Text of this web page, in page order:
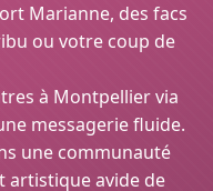
Marianne, des facs
ou votre coup de
à Montpellier via
messagerie fluide.
une communauté
artistique avide de